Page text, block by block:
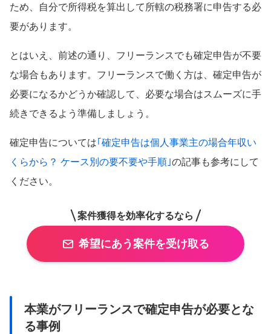
ため、自分で所得税を算出して所轄の税務署に申告する必
要があります。
とはいえ、前述の通り、フリーランスでも確定申告が不要
な場合もあります。フリーランスで働く方は、確定申告が
必要になるかどうか確認して、必要な場合はスムーズに手
続きできるよう準備しましょう。
確定申告については｢確定申告は個人事業主の場合年収い
くらから？ ケース別の要不要や手順｣の記事も参考にして
ください。
案件獲得を効率化するなら
希望にあう案件を受け取る
本業がフリーランスで確定申告が必要とな
る事例